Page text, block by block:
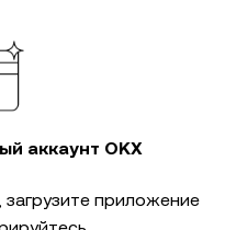
аккаунт OKX
загрузите приложение